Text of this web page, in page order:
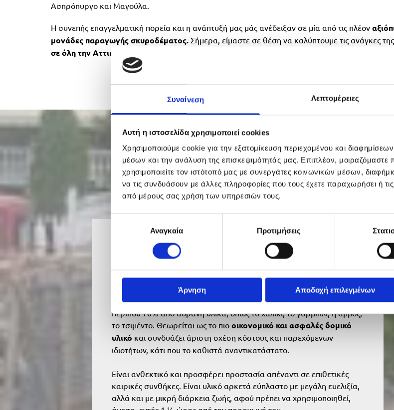
Συναίνεση Λεπτομέρειες
Αυτή η ιστοσελίδα χρησιμοποιεί cookies
Χρησιμοποιούμε cookie για την εξατομίκευση περιεχομένου και
μέσων και την ανάλυση της επισκεψιμότητάς μας. Επιπλέον,
χρησιμοποιείτε τον ιστότοπό μας με συνεργάτες κοινωνικών μέσων,
να τις συνδυάσουν με άλλες πληροφορίες που τους έχετε παραχωρήσει ή
από μέρους σας χρήση των υπηρεσιών τους.
Επιλογή
συγκατάθεσηςΑναγκαία Προτιμήσεις
Άρνηση Αποδοχή επιλεγμένων
Ασπρόπυργο και Μαγούλα.
Η συνεπής επαγγελματική πορεία και η ανάπτυξή μας μάς ανέδειξαν σε μία από τις πλέον
μονάδες παραγωγής σκυροδέματος. Σήμερα, είμαστε σε θέση να καλύπτουμε τις ανάγκες
σε όλη την Αττική!
ΣΚΥΡΟΔΕΜΑ:
το πλέον ασφαλές δομικό
Το έτοιμο σκυρόδεμα αποτελεί το
βασικότερο δομικό υλικό
κατασκευώνπαγκοσμίως. Η παραγωγή του γίνεται σε ποσοστό
περίπου 70% από αδρανή υλικά, όπως το χαλίκι, το γαρμπίλι, η άμμος,
το τσιμέντο. Θεωρείται ως το πιοοικονομικό και ασφαλές δομικό
υλικό και συνδυάζει άριστη σχέση κόστους και παρεχόμενων
ιδιοτήτων, κάτι που το καθιστά αναντικατάστατο.
Είναι ανθεκτικό και προσφέρει προστασία απέναντι σε επιθετικές
καιρικές συνθήκες. Είναι υλικό αρκετά εύπλαστο με μεγάλη ευελιξία,
αλλά και με μικρή διάρκεια ζωής, αφού πρέπει να χρησιμοποιηθεί,